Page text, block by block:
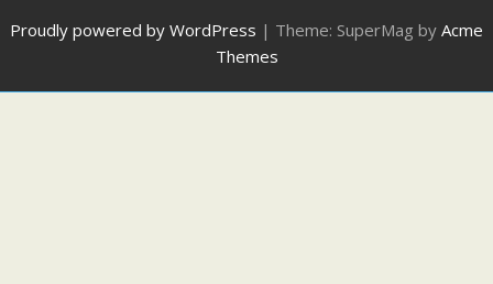
Proudly powered by WordPress | Theme: SuperMag by Acme
Themes